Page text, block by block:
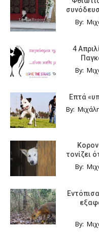
By:
4
By:
Επτά
By:
τονίζει
By:
By: